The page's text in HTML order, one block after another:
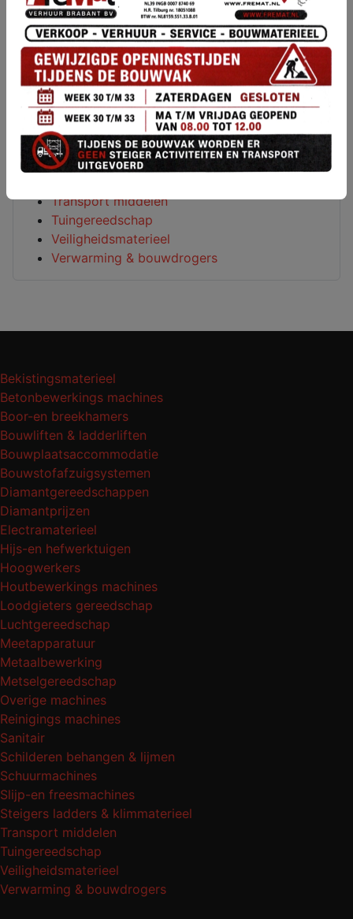
Meetapparatuur
Metaalbewerking
Metselgereedschap
Overige machines
Reinigings machines
Sanitair
Schilderen behangen & lijmen
Schuurmachines
Slijp-en freesmachines
Transport middelen
Tuingereedschap
Veiligheidsmaterieel
Verwarming & bouwdrogers
Bekistingsmaterieel
Betonbewerkings machines
Boor-en breekhamers
Bouwliften & ladderliften
Bouwplaatsaccommodatie
Bouwstofafzuigsystemen
Diamantgereedschappen
Diamantprijzen
Electramaterieel
Hijs-en hefwerktuigen
Hoogwerkers
Houtbewerkings machines
Loodgieters gereedschap
Luchtgereedschap
Meetapparatuur
Metaalbewerking
Metselgereedschap
Overige machines
Reinigings machines
Sanitair
Schilderen behangen & lijmen
Schuurmachines
Slijp-en freesmachines
Steigers ladders & klimmaterieel
Transport middelen
Tuingereedschap
Veiligheidsmaterieel
Verwarming & bouwdrogers